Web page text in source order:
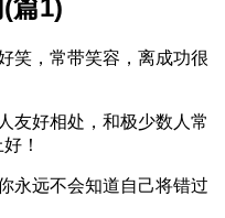
篇1)
笑，常带笑容，离成功很
友好相处，和极少数人常
！
永远不会知道自己将错过